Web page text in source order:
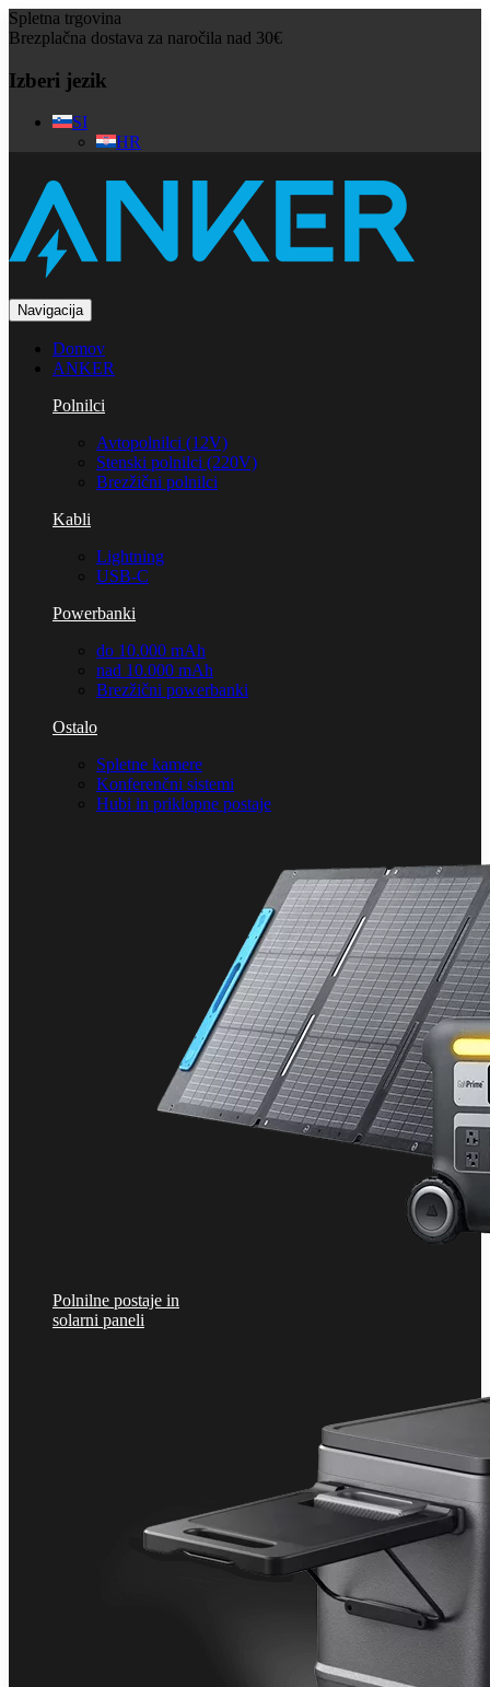
Spletna trgovina
Brezplačna dostava za naročila nad 30€
Izberi jezik
SI
HR
Navigacija
Domov
ANKER
Polnilci
Avtopolnilci (12V)
Stenski polnilci (220V)
Brezžični polnilci
Kabli
Lightning
USB-C
Powerbanki
do 10.000 mAh
nad 10.000 mAh
Brezžični powerbanki
Ostalo
Spletne kamere
Konferenčni sistemi
Hubi in priklopne postaje
Polnilne postaje in
solarni paneli